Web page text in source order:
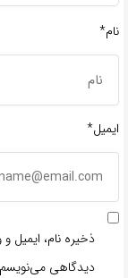
نام*
ایمیل*
ذخیره نام، ایمیل
دیدگاهی